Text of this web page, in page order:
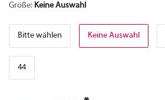
Größe: Keine Auswahl
Bitte wählen Keine Auswahl
44